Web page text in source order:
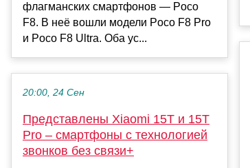
флагманских смартфонов — Poco
F8. В неё вошли модели Poco F8 Pro
и Poco F8 Ultra. Оба ус...
20:00, 24 Сен
Представлены Xiaomi 15T и 15T
Pro – смартфоны с технологией
звонков без связи+